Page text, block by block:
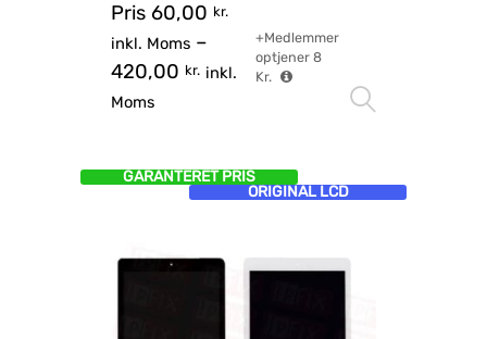
Pris 60,00 kr.
inkl. Moms –
420,00 kr. inkl.
Moms
+Medlemmer
optjener 8
Kr.
GARANTERET PRIS
ORIGINAL LCD